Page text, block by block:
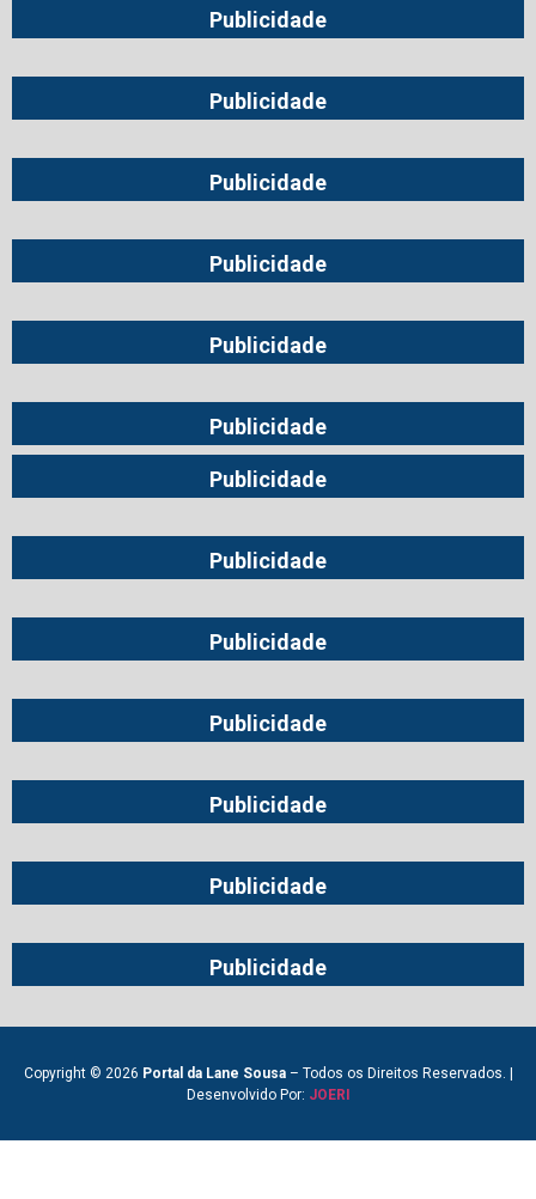
Publicidade
Publicidade
Publicidade
Publicidade
Publicidade
Publicidade
Publicidade
Publicidade
Publicidade
Publicidade
Publicidade
Publicidade
Publicidade
Copyright © 2026 Portal da Lane Sousa– Todos os Direitos Reservados. |
Desenvolvido Por: JOERI